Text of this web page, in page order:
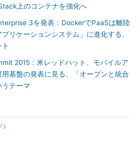
上のコンテナを強化へ
3を発表：DockerでPaaSは離陸
プリケーションシステム」に進化する、
2015：米レッドハット、モバイルア
用基盤の発表に見る、「オープンと統合
テーマ